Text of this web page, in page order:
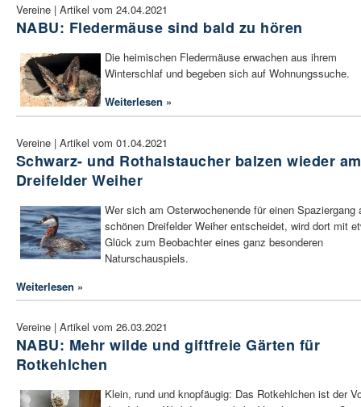
Vereine | Artikel vom 24.04.2021
NABU: Fledermäuse sind bald zu hören
Die heimischen Fledermäuse erwachen aus ihrem
Winterschlaf und begeben sich auf Wohnungssuche.
Weiterlesen »
Vereine | Artikel vom 01.04.2021
Schwarz- und Rothalstaucher balzen wieder am
Dreifelder Weiher
Wer sich am Osterwochenende für einen Spaziergang
schönen Dreifelder Weiher entscheidet, wird dort mit
Glück zum Beobachter eines ganz besonderen
Naturschauspiels.
Weiterlesen »
Vereine | Artikel vom 26.03.2021
NABU: Mehr wilde und giftfreie Gärten für
Rotkehlchen
Klein, rund und knopfäugig: Das Rotkehlchen ist der